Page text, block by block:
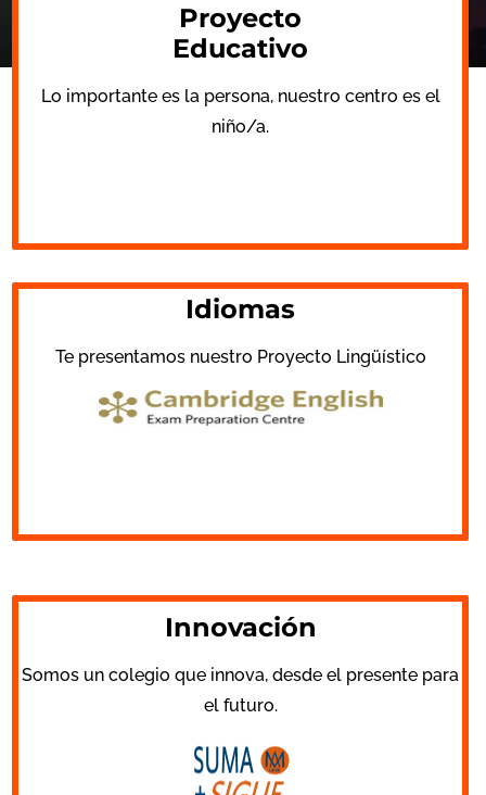
Proyecto
Educativo
Lo importante es la persona, nuestro centro es el
niño/a.
Idiomas
Te presentamos nuestro Proyecto Lingüístico
Innovación
Somos un colegio que innova, desde el presente para
el futuro.